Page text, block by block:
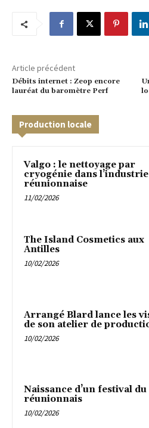
Article précédent
Débits internet : Zeop encore
lauréat du baromètre Perf
Production locale
Valgo : le nettoyage par
cryogénie dans l’industrie
réunionnaise
11/02/2026
The Island Cosmetics aux
Antilles
10/02/2026
Arrangé Blard lance les
de son atelier de
10/02/2026
Naissance d’un festival
réunionnais
10/02/2026